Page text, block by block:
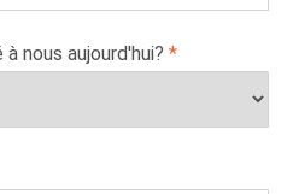
nous aujourd'hui?